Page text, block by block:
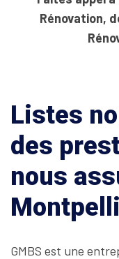
Rénovation,
Listes
des
nous
GMBS est une